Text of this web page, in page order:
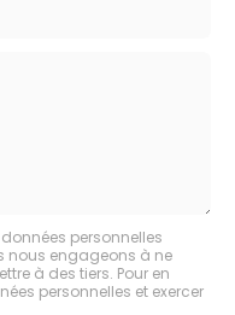
personnelles
nous engageons à ne
à des tiers. Pour en
personnelles et exercer